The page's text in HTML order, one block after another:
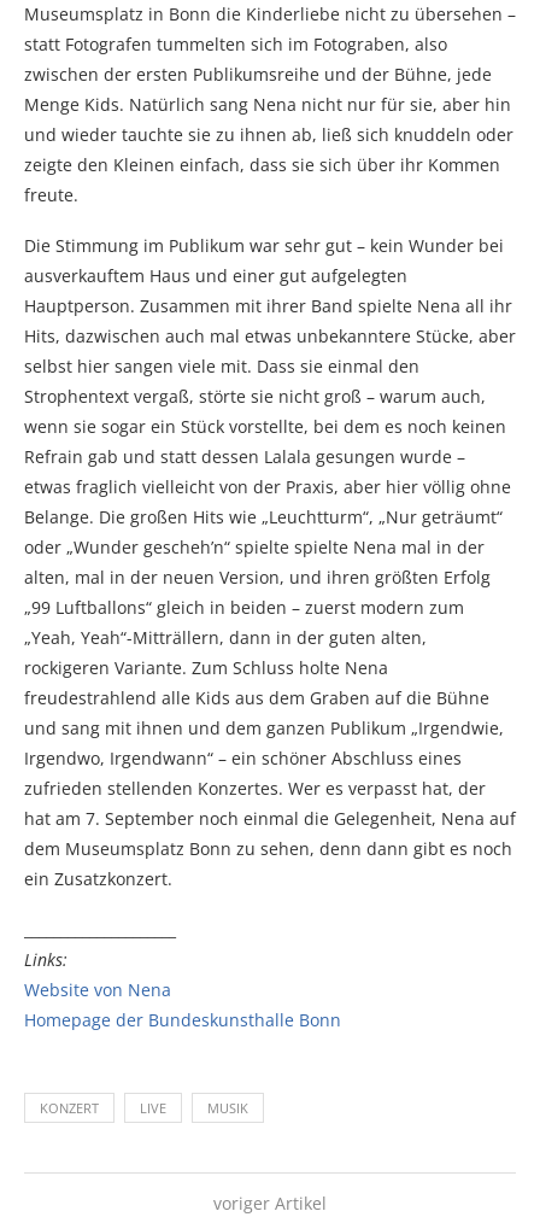
Museumsplatz in Bonn die Kinderliebe nicht zu übersehen –
statt Fotografen tummelten sich im Fotograben, also
zwischen der ersten Publikumsreihe und der Bühne, jede
Menge Kids. Natürlich sang Nena nicht nur für sie, aber hin
und wieder tauchte sie zu ihnen ab, ließ sich knuddeln oder
zeigte den Kleinen einfach, dass sie sich über ihr Kommen
freute.
Die Stimmung im Publikum war sehr gut – kein Wunder bei
ausverkauftem Haus und einer gut aufgelegten
Hauptperson. Zusammen mit ihrer Band spielte Nena all ihr
Hits, dazwischen auch mal etwas unbekanntere Stücke, aber
selbst hier sangen viele mit. Dass sie einmal den
Strophentext vergaß, störte sie nicht groß – warum auch,
wenn sie sogar ein Stück vorstellte, bei dem es noch keinen
Refrain gab und statt dessen Lalala gesungen wurde –
etwas fraglich vielleicht von der Praxis, aber hier völlig ohne
Belange. Die großen Hits wie „Leuchtturm“, „Nur geträumt“
oder „Wunder gescheh’n“ spielte spielte Nena mal in der
alten, mal in der neuen Version, und ihren größten Erfolg
„99 Luftballons“ gleich in beiden – zuerst modern zum
„Yeah, Yeah“-Mitträllern, dann in der guten alten,
rockigeren Variante. Zum Schluss holte Nena
freudestrahlend alle Kids aus dem Graben auf die Bühne
und sang mit ihnen und dem ganzen Publikum „Irgendwie,
Irgendwo, Irgendwann“ – ein schöner Abschluss eines
zufrieden stellenden Konzertes. Wer es verpasst hat, der
hat am 7. September noch einmal die Gelegenheit, Nena auf
dem Museumsplatz Bonn zu sehen, denn dann gibt es noch
ein Zusatzkonzert.
Links:
Website von Nena
Homepage der Bundeskunsthalle Bonn
KONZERT LIVE MUSIK
voriger Artikel